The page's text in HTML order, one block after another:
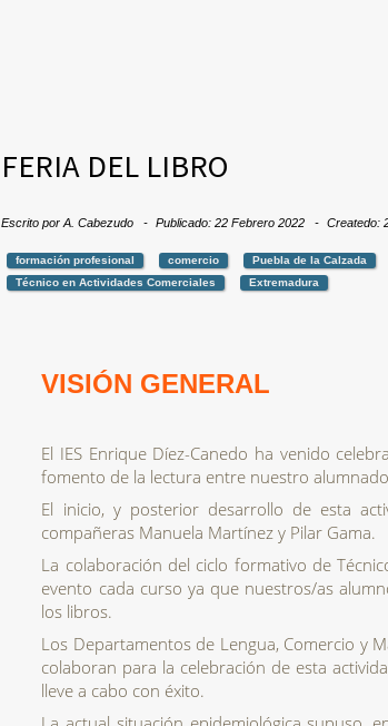
FERIA DEL LIBRO
Escrito por A. Cabezudo Publicado: 22 Febrero 2022 Createdo:
formación profesional comercio Puebla de la Calzada
Técnico en Actividades Comerciales
Extremadura
VISIÓN GENERAL
El IES Enrique Díez-Canedo ha venido
fomento de la lectura entre nuestro
El inicio, y posterior desarrollo de esta
compañeras Manuela Martínez y Pilar Gama.
La colaboración del ciclo formativo de
evento cada curso ya que nuestros/as
los libros.
Los Departamentos de Lengua, Comercio y
colaboran para la celebración de esta
lleve a cabo con éxito.